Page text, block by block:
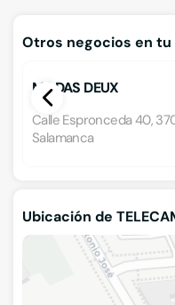
Otros negocios en tu
MODAS DEUX
Calle Espronceda 40,
Salamanca
Ubicación de